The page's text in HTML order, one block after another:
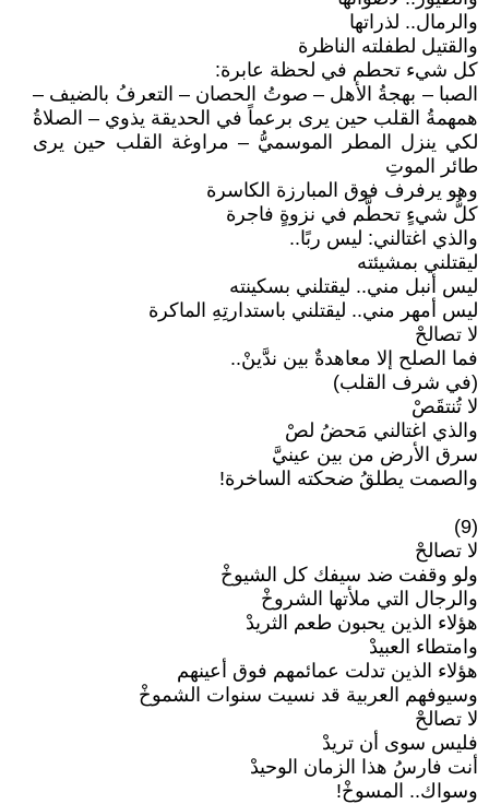
والرمال.. لذراتها
والقتيل لطفلته الناظرة
كل شيء تحطم في لحظة عابرة:
الصبا – بهجةُ الأهل – صوتُ الحصان – التعرفُ بالضيف –
همهمةُ القلب حين يرى برعماً في الحديقة يذوي – الصلاةُ
لكي ينزل المطر الموسميُّ – مراوغة القلب حين يرى
طائر الموتِ
وهو يرفرف فوق المبارزة الكاسرة
كلُّ شيءٍ تحطَّم في نزوةٍ فاجرة
والذي اغتالني: ليس ربًا..
ليقتلني بمشيئته
ليس أنبل مني.. ليقتلني بسكينته
ليس أمهر مني.. ليقتلني باستدارتِهِ الماكرة
لا تصالحْ
فما الصلح إلا معاهدةٌ بين ندَّينْ..
(في شرف القلب)
لا تُنتقَصْ
والذي اغتالني مَحضُ لصْ
سرق الأرض من بين عينيَّ
والصمت يطلقُ ضحكته الساخرة!
(9)
لا تصالحْ
ولو وقفت ضد سيفك كل الشيوخْ
والرجال التي ملأتها الشروخْ
هؤلاء الذين يحبون طعم الثريدْ
وامتطاء العبيدْ
هؤلاء الذين تدلت عمائمهم فوق أعينهم
وسيوفهم العربية قد نسيت سنوات الشموخْ
لا تصالحْ
فليس سوى أن تريدْ
أنت فارسُ هذا الزمان الوحيدْ
وسواك.. المسوخْ!